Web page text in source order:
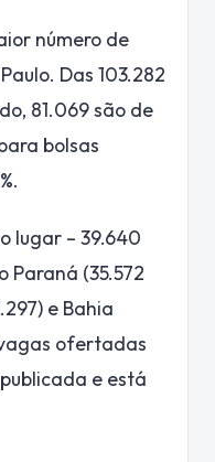
número de
Das 103.282
81.069 são de
bolsas
lugar – 39.640
Paraná (35.572
e Bahia
ofertadas
e está